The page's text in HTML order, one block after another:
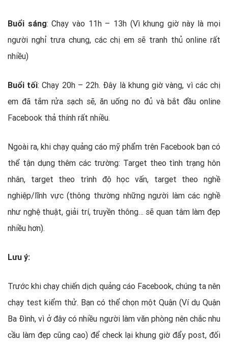
Buổi sáng: Chạy vào 11h – 13h (Vì khung giờ này là mọi
người nghỉ trưa chung, các chị em sẽ tranh thủ online rất
nhiều)
Buổi tối: Chạy 20h – 22h. Đây là khung giờ vàng, vì các chị
em đã tắm rửa sạch sẽ, ăn uống no đủ và bắt đầu online
Facebook thả thính rất nhiều.
Ngoài ra, khi chạy quảng cáo mỹ phẩm trên Facebook bạn có
thể tận dụng thêm các trường: Target theo tình trạng hôn
nhân, target theo trình độ học vấn, target theo nghề
nghiệp/lĩnh vực (thông thường những người làm các nghề
như nghệ thuật, giải trí, truyền thông… sẽ quan tâm làm đẹp
nhiều hơn).
Lưu ý:
Trước khi chạy chiến dịch quảng cáo Facebook, chúng ta nên
chạy test kiểm thử. Bạn có thể chọn một Quận (Ví dụ Quận
Ba Đình, vì ở đây có nhiều người làm văn phòng nên chắc nhu
cầu làm đẹp cũng cao) để check lại khung giờ đẩy post, đối